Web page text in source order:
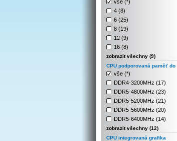
vše (*)
4 (8)
6 (25)
8 (19)
12 (9)
16 (8)
zobrazit všechny (9)
CPU podporovaná paměť do
vše (*)
DDR4-3200MHz (17)
DDR5-4800MHz (23)
DDR5-5200MHz (21)
DDR5-5600MHz (20)
DDR5-6400MHz (14)
zobrazit všechny (12)
CPU integrovaná grafika